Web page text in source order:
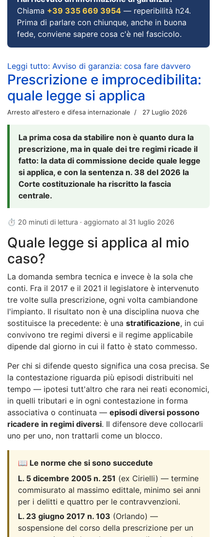
Chiama +39 335 669 3954 — reperibilità h24.
Prima di parlare con chiunque, anche in buona
fede, conviene sapere cosa c'è nel fascicolo.
Leggi tutto: Avviso di garanzia: cosa fare davvero
Prescrizione e improcedibilita:
quale legge si applica
Arresto all'estero e difesa internazionale 27 Luglio 2026
La prima cosa da stabilire non è quanto dura la
prescrizione, ma in quale dei tre regimi ricade il
fatto: la data di commissione decide quale legge
si applica, e con la sentenza n. 38 del 2026 la
Corte costituzionale ha riscritto la fascia
centrale.
⏱ 20 minuti di lettura · aggiornato al 31 luglio 2026
Quale legge si applica al mio
caso?
La domanda sembra tecnica e invece è la sola che
conti. Fra il 2017 e il 2021 il legislatore è intervenuto
tre volte sulla prescrizione, ogni volta cambiandone
l'impianto. Il risultato non è una disciplina nuova che
sostituisce la precedente: è una stratificazione, in cui
convivono tre regimi diversi e il regime applicabile
dipende dal giorno in cui il fatto è stato commesso.
Per chi si difende questo significa una cosa precisa. Se
la contestazione riguarda più episodi distribuiti nel
tempo — ipotesi tutt'altro che rara nei reati economici,
in quelli tributari e in ogni contestazione in forma
associativa o continuata — episodi diversi possono
ricadere in regimi diversi. Il difensore deve collocarli
uno per uno, non trattarli come un blocco.
📖 Le norme che si sono succedute
L. 5 dicembre 2005 n. 251 (ex Cirielli) — termine
commisurato al massimo edittale, minimo sei anni
per i delitti e quattro per le contravvenzioni.
L. 23 giugno 2017 n. 103 (Orlando) —
sospensione del corso della prescrizione per un